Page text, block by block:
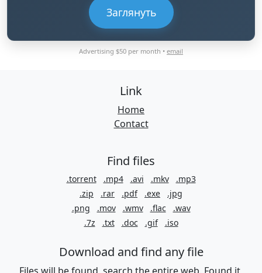
Заглянуть
Advertising $50 per month • email
Link
Home
Contact
Find files
.torrent .mp4 .avi .mkv
.mp3
.zip
.rar .pdf .exe
.jpg
.png
.mov .wmv .flac
.wav
.7z
.txt .doc .gif .iso
Download and find any file